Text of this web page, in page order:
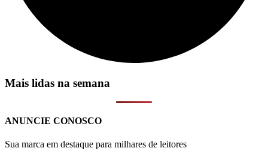
Mais lidas na semana
ANUNCIE CONOSCO
Sua marca em destaque para milhares de leitores